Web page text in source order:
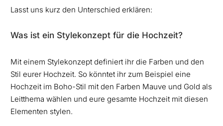
Lasst uns kurz den Unterschied erklären:
Was ist ein Stylekonzept für die Hochzeit?
Mit einem Stylekonzept definiert ihr die Farben und den
Stil eurer Hochzeit. So könntet ihr zum Beispiel eine
Hochzeit im Boho-Stil mit den Farben Mauve und Gold als
Leitthema wählen und eure gesamte Hochzeit mit diesen
Elementen stylen.